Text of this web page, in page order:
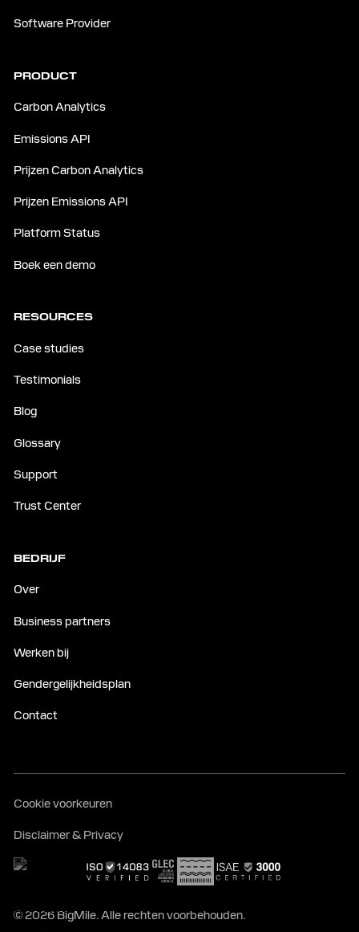
Software Provider
PRODUCT
Carbon Analytics
Emissions API
Prijzen Carbon Analytics
Prijzen Emissions API
Platform Status
Boek een demo
RESOURCES
Case studies
Testimonials
Blog
Glossary
Support
Trust Center
BEDRIJF
Over
Business partners
Werken bij
Gendergelijkheidsplan
Contact
© 2026 BigMile. Alle rechten voorbehouden.
Cookie voorkeuren
Disclaimer & Privacy